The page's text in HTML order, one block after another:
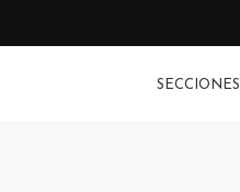
SECCIONES